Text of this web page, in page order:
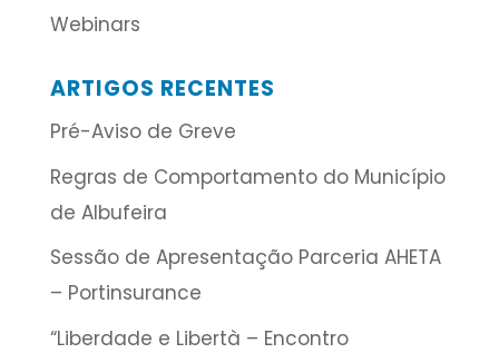
Webinars
ARTIGOS RECENTES
Pré-Aviso de Greve
Regras de Comportamento do Município
de Albufeira
Sessão de Apresentação Parceria AHETA
– Portinsurance
“Liberdade e Libertà – Encontro